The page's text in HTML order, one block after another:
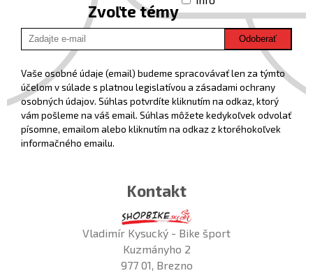
Zvoľte témy
Odoberať
Vaše osobné údaje (email) budeme spracovávať len za týmto
účelom v súlade s platnou legislatívou a zásadami ochrany
osobných údajov. Súhlas potvrdíte kliknutím na odkaz, ktorý
vám pošleme na váš email. Súhlas môžete kedykoľvek odvolať
písomne, emailom alebo kliknutím na odkaz z ktoréhokoľvek
informačného emailu.
Kontakt
Vladimír Kysucký - Bike šport
Kuzmányho 2
977 01, Brezno